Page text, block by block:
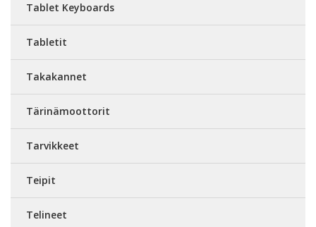
Tablet Keyboards
Tabletit
Takakannet
Tärinämoottorit
Tarvikkeet
Teipit
Telineet